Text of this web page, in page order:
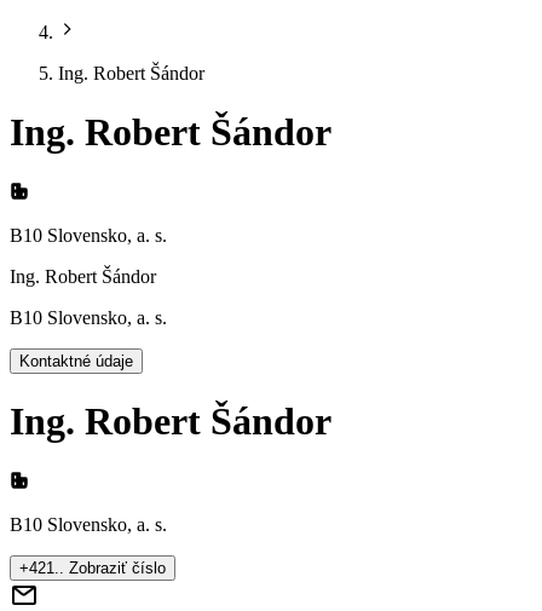
Ing. Robert Šándor
Ing. Robert Šándor
B10 Slovensko, a. s.
Ing. Robert Šándor
B10 Slovensko, a. s.
Kontaktné údaje
Ing. Robert Šándor
B10 Slovensko, a. s.
+421.. Zobraziť číslo